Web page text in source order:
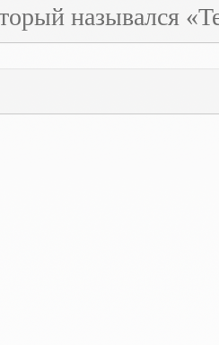
назывался «